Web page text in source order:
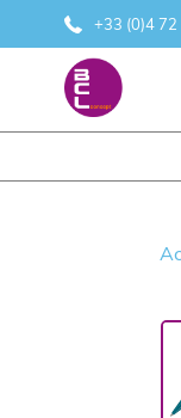
+33 (0)4